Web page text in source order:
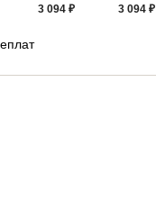
3 094 ₽
3 094 ₽